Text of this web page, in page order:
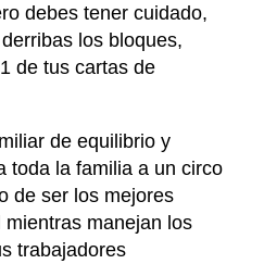
debes tener cuidado,
los bloques,
de tus cartas de
de equilibrio y
toda la familia a un circo
de ser los mejores
manejan los
trabajadores